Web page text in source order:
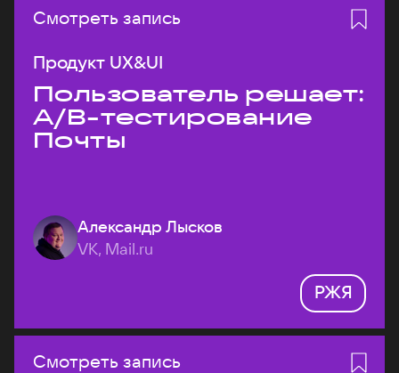
Смотреть запись
Продукт UX&UI
Пользователь решает:
A/B-тестирование
Почты
Александр Лысков
VK, Mail.ru
РЖЯ
Смотреть запись